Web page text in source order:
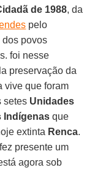
de 1988, da
pelo
dos povos
foi nesse
preservação da
vive que foram
setes Unidades
Indígenas que
extinta Renca.
presente um
agora sob